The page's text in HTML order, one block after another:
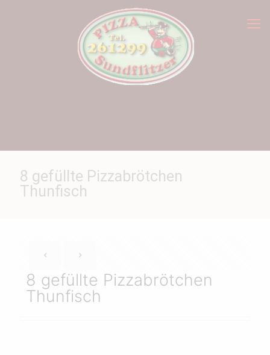
8 gefüllte Pizzabrötchen
Thunfisch
8 gefüllte Pizzabrötchen
Thunfisch